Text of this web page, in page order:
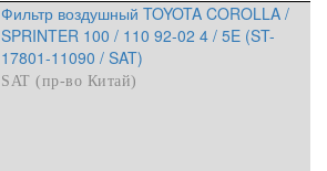
Фильтр воздушный TOYOTA COROLLA /
SPRINTER 100 / 110 92-02 4 / 5E (ST-
17801-11090 / SAT)
SAT (пр-во Китай)